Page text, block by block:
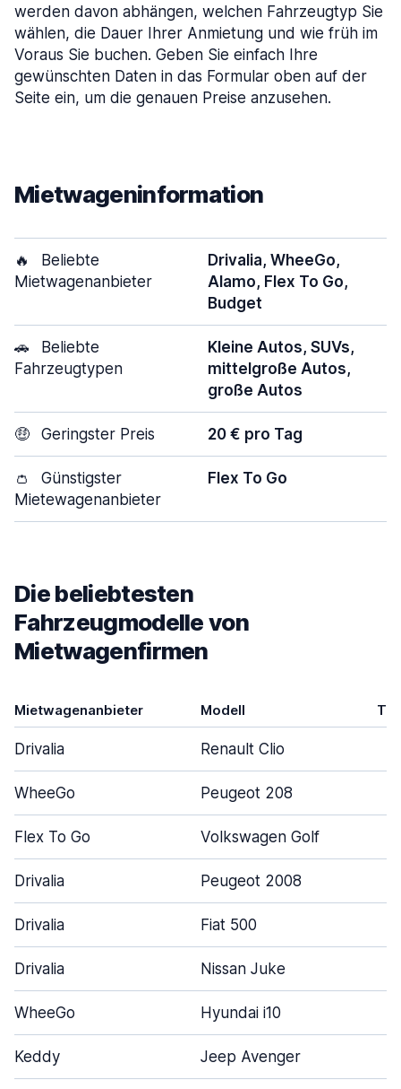
werden davon abhängen, welchen Fahrzeugtyp Sie
wählen, die Dauer Ihrer Anmietung und wie früh im
Voraus Sie buchen. Geben Sie einfach Ihre
gewünschten Daten in das Formular oben auf der
Seite ein, um die genauen Preise anzusehen.
Mietwageninformation
🔥
Beliebte
Mietwagenanbieter
Drivalia, WheeGo,
Alamo, Flex To Go,
Budget
🚗
Beliebte
Fahrzeugtypen
Kleine Autos, SUVs,
mittelgroße Autos,
große Autos
🤑 Geringster Preis 20 € pro Tag
👛
Günstigster
Mietewagenanbieter
Flex To Go
Die beliebtesten
Fahrzeugmodelle von
Mietwagenfirmen
Mietwagenanbieter Modell
Drivalia Renault Clio
WheeGo Peugeot 208
Flex To Go Volkswagen Golf
Drivalia Peugeot 2008
Drivalia Fiat 500
Drivalia Nissan Juke
WheeGo Hyundai i10
Keddy Jeep Avenger